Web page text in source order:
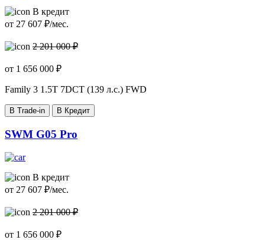
В кредит
от 27 607 ₽/мес.
2 201 000 ₽
от 1 656 000 ₽
Family 3 1.5T 7DCT (139 л.с.) FWD
В Trade-in В Кредит
SWM G05 Pro
В кредит
от 27 607 ₽/мес.
2 201 000 ₽
от 1 656 000 ₽